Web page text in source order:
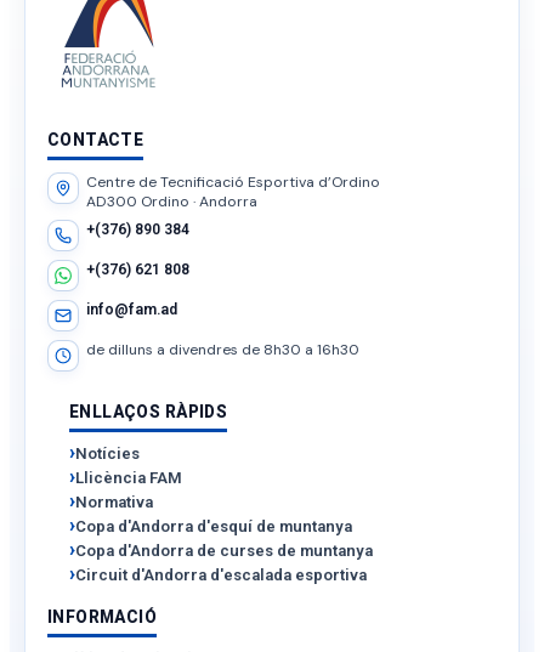
CONTACTE
Centre de Tecnificació Esportiva d’Ordino
AD300 Ordino · Andorra
+(376) 890 384
+(376) 621 808
info@fam.ad
de dilluns a divendres de 8h30 a 16h30
ENLLAÇOS RÀPIDS
Notícies
Llicència FAM
Normativa
Copa d'Andorra d'esquí de muntanya
Copa d'Andorra de curses de muntanya
Circuit d'Andorra d'escalada esportiva
INFORMACIÓ